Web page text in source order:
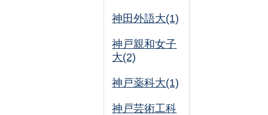
神田外語大(1)
神戸親和女子
大(2)
神戸薬科大(1)
神戸芸術工科